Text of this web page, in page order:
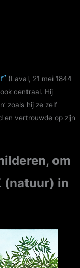
(Laval, 21 mei 1844
centraal. Hij
zoals hij ze zelf
en vertrouwde op zijn
om
(natuur) in